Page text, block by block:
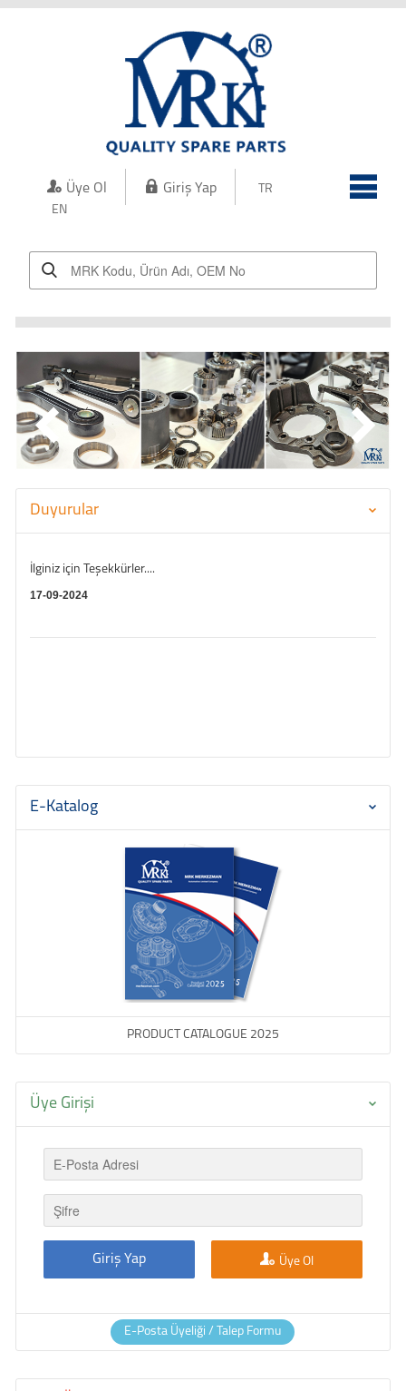
Üye Ol Giriş Yap
TR
EN
Kurumsal
Kalite
Üretim
Duyurular
İlginiz için Teşekkürler....
17-09-2024
E-Katalog
PRODUCT CATALOGUE 2025
Üye Girişi
Giriş Yap Üye Ol
E-Posta Üyeliği / Talep Formu